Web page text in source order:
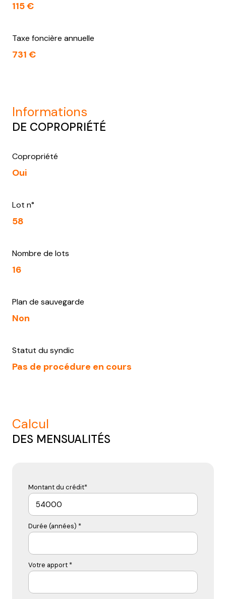
115 €
Taxe foncière annuelle
731 €
informations
DE COPROPRIÉTÉ
Copropriété
Oui
Lot n°
58
Nombre de lots
16
Plan de sauvegarde
Non
Statut du syndic
Pas de procédure en cours
calcul
DES MENSUALITÉS
Montant du crédit*
Durée (années) *
Votre apport *